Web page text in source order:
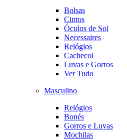
Bolsas
Cintos
Óculos de Sol
Necessaires
Relógios
Cachecol
Luvas e Gorros
Ver Tudo
Masculino
Relógios
Bonés
Gorros e Luvas
Mochilas